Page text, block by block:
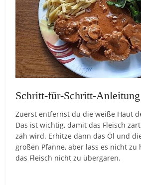
Schritt-für-Schritt-Anleitung
Zuerst entfernst du die weiße Haut
Das ist wichtig, damit das Fleisch
zäh wird. Erhitze dann das Öl und
großen Pfanne, aber lass es nicht zu
das Fleisch nicht zu übergaren.